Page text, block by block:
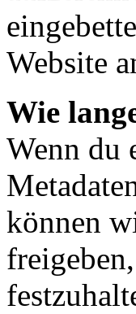
Website
Wie
Wenn du
können